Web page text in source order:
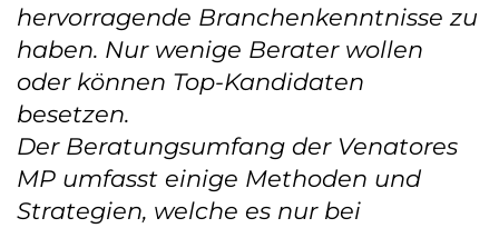
hervorragende Branchenkenntnisse zu
haben. Nur wenige Berater wollen
oder können Top-Kandidaten
besetzen.
Der Beratungsumfang der Venatores
MP umfasst einige Methoden und
Strategien, welche es nur bei